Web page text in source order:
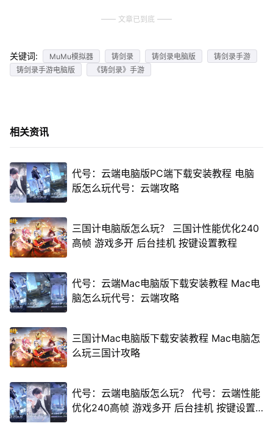
文章已到底
关键词: MuMu模拟器 铸剑录 铸剑录电脑版
铸剑录手游
铸剑录手游电脑版
《铸剑录》手游
相关资讯
代号：云端电脑版PC端下载安装教程 电脑
版怎么玩代号：云端攻略
三国计电脑版怎么玩？ 三国计性能优化240
高帧 游戏多开 后台挂机 按键设置教程
代号：云端Mac电脑版下载安装教程 Mac电
脑怎么玩代号：云端攻略
三国计Mac电脑版下载安装教程 Mac电脑怎
么玩三国计攻略
代号：云端电脑版怎么玩？ 代号：云端性能
优化240高帧 游戏多开 后台挂机 按键设置